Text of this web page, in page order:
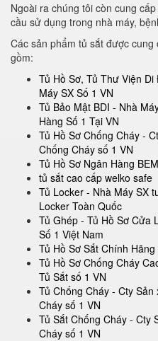
Ngoài ra chúng tôi còn cung
cầu sử dụng trong nhà máy,
Các sản phẩm tủ sắt được
gồm:
Tủ Hồ Sơ, Tủ Thư Viện
Máy SX Số 1 VN
Tủ Bảo Mật BDI - Nhà
Hàng Số 1 Tại VN
Tủ Hồ Sơ Chống Cháy -
Chống Cháy số 1 VN
Tủ Hồ Sơ Ngân Hàng
tủ sắt cao cấp welko safe
Tủ Locker - Nhà Máy SX
Locker Toàn Quốc
Tủ Ghép - Tủ Hồ Sơ Cửa
Số 1 Việt Nam
Tủ Hồ Sơ Sắt Chính Hãng
Tủ Hồ Sơ Chống Cháy
Tủ Sắt số 1 VN
Tủ Chống Cháy - Cty
Cháy số 1 VN
Tủ Sắt Chống Cháy - Cty
Cháy số 1 VN